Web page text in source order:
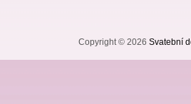
Copyright © 2026 Svatební